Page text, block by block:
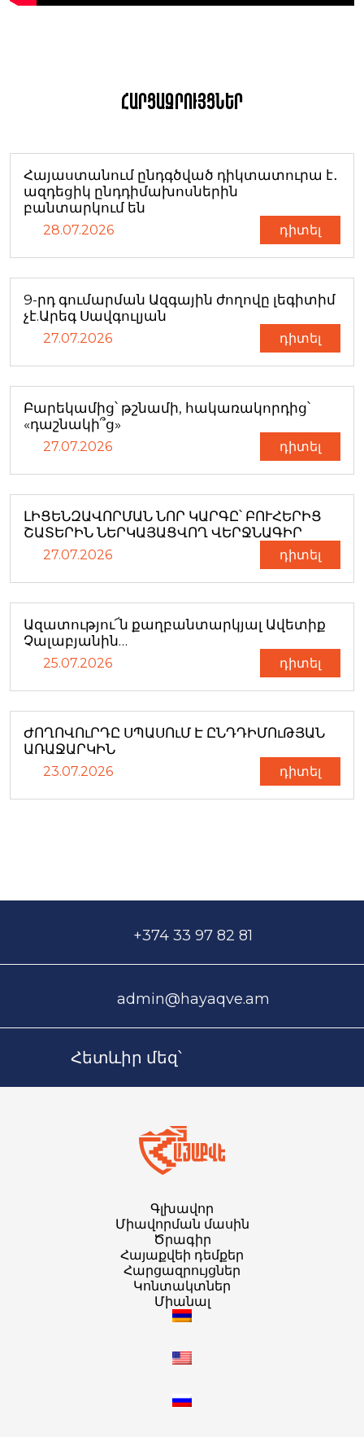
Հարցազրույցներ
Հայաստանում ընդգծված դիկտատուրա է․
ազդեցիկ ընդդիմախոսներին
բանտարկում են
28.07.2026 դիտել
9-րդ գումարման Ազգային ժողովը լեգիտիմ
չէ.Արեգ Սավգուլյան
27.07.2026 դիտել
Բարեկամից՝ թշնամի, հակառակորդից՝
«դաշնակի՞ց»
27.07.2026 դիտել
ԼԻՑԵՆԶԱՎՈՐՄԱՆ ՆՈՐ ԿԱՐԳԸ՝ ԲՈՒՀԵՐԻՑ
ՇԱՏԵՐԻՆ ՆԵՐԿԱՅԱՑՎՈՂ ՎԵՐՋՆԱԳԻՐ
27.07.2026 դիտել
Ազատությու՜ն քաղբանտարկյալ Ավետիք
Չալաբյանին…
25.07.2026 դիտել
ԺՈՂՈՎՈւՐԴԸ ՍՊԱՍՈւՄ Է ԸՆԴԴԻՄՈւԹՅԱՆ
ԱՌԱՋԱՐԿԻՆ
23.07.2026 դիտել
+374 33 97 82 81
admin@hayaqve.am
Հետևիր մեզ՝
Գլխավոր
Միավորման մասին
Ծրագիր
Հայաքվեի դեմքեր
Հարցազրույցներ
Կոնտակտներ
Միանալ